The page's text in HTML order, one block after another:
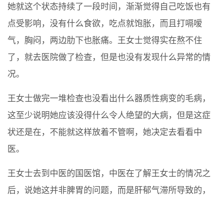
她就这个状态持续了一段时间，渐渐觉得自己吃饭也有
点受影响，没有什么食欲，吃点就饱胀，而且打嗝嗳
气，胸闷，两边肋下也胀痛。王女士觉得实在熬不住
了，就去医院做了检查，但是也没有发现什么异常的情
况。
王女士做完一堆检查也没看出什么器质性病变的毛病，
这至少说明她应该没得什么令人绝望的大病，但是这症
状还是在，不能就这样放着不管啊，她决定去看看中
医。
王女士去到中医的国医馆，中医在了解王女士的情况之
后，说她这并非脾胃的问题，而是肝郁气滞所导致的，